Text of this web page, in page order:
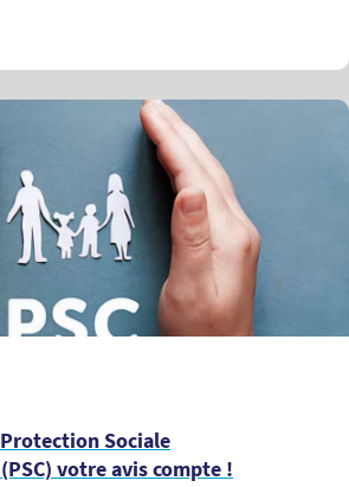
Sociale
votre avis compte !